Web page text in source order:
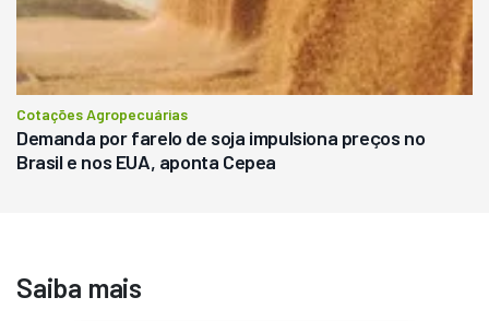
Cotações Agropecuárias
Demanda por farelo de soja impulsiona preços no
Brasil e nos EUA, aponta Cepea
Saiba mais